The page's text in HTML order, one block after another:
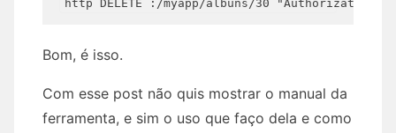
Bom, é isso.
Com esse post não quis mostrar o manual da
ferramenta, e sim o uso que faço dela e como